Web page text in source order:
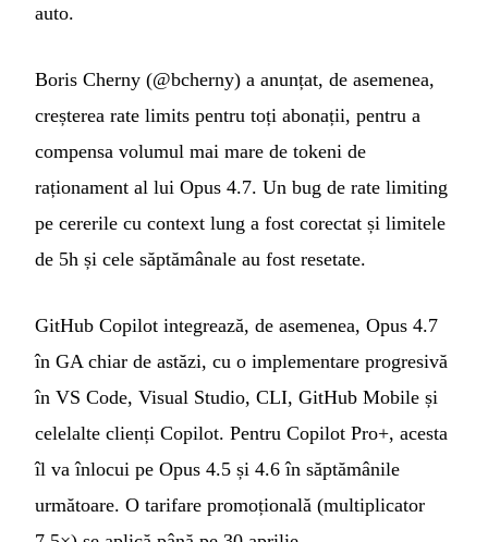
auto.
Boris Cherny (@bcherny) a anunțat, de asemenea,
creșterea rate limits pentru toți abonații, pentru a
compensa volumul mai mare de tokeni de
raționament al lui Opus 4.7. Un bug de rate limiting
pe cererile cu context lung a fost corectat și limitele
de 5h și cele săptămânale au fost resetate.
GitHub Copilot integrează, de asemenea, Opus 4.7
în GA chiar de astăzi, cu o implementare progresivă
în VS Code, Visual Studio, CLI, GitHub Mobile și
celelalte clienți Copilot. Pentru Copilot Pro+, acesta
îl va înlocui pe Opus 4.5 și 4.6 în săptămânile
următoare. O tarifare promoțională (multiplicator